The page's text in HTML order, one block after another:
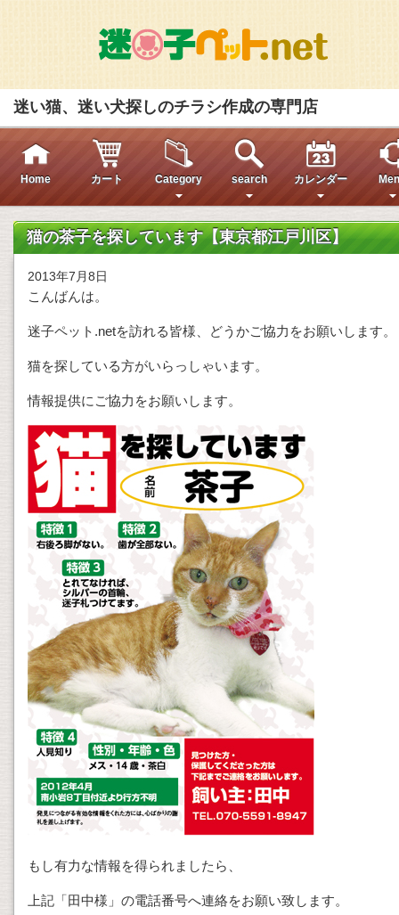
迷い猫、迷い犬探しのチラシ作成の専門店
Home カート Category search カレンダー
猫の茶子を探しています【東京都江戸川区】
2013年7月8日
こんばんは。
迷子ペット.netを訪れる皆様、どうかご協力をお願いします。
猫を探している方がいらっしゃいます。
情報提供にご協力をお願いします。
もし有力な情報を得られましたら、
上記「田中様」の電話番号へ連絡をお願い致します。